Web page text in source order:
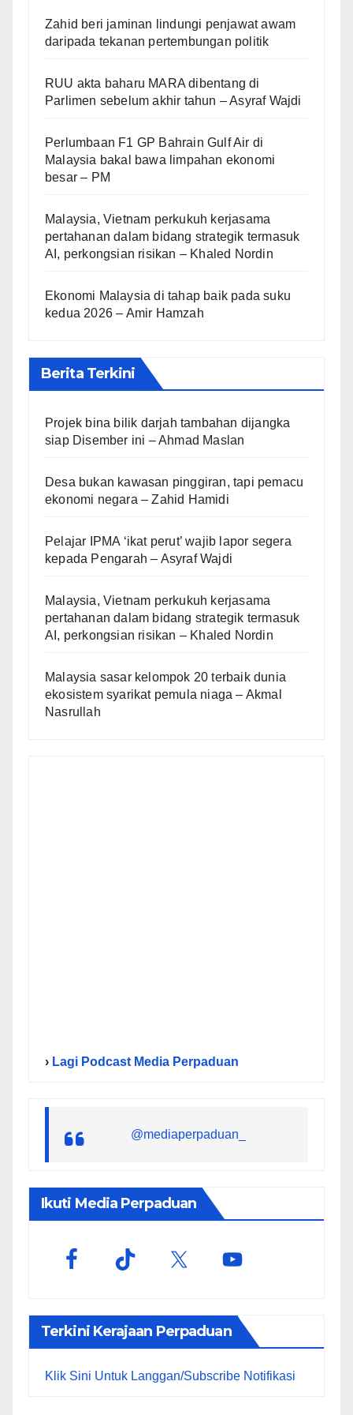
Zahid beri jaminan lindungi penjawat awam
daripada tekanan pertembungan politik
RUU akta baharu MARA dibentang di
Parlimen sebelum akhir tahun – Asyraf Wajdi
Perlumbaan F1 GP Bahrain Gulf Air di
Malaysia bakal bawa limpahan ekonomi
besar – PM
Malaysia, Vietnam perkukuh kerjasama
pertahanan dalam bidang strategik termasuk
AI, perkongsian risikan – Khaled Nordin
Ekonomi Malaysia di tahap baik pada suku
kedua 2026 – Amir Hamzah
Berita Terkini
Projek bina bilik darjah tambahan dijangka
siap Disember ini – Ahmad Maslan
Desa bukan kawasan pinggiran, tapi pemacu
ekonomi negara – Zahid Hamidi
Pelajar IPMA ‘ikat perut’ wajib lapor segera
kepada Pengarah – Asyraf Wajdi
Malaysia, Vietnam perkukuh kerjasama
pertahanan dalam bidang strategik termasuk
AI, perkongsian risikan – Khaled Nordin
Malaysia sasar kelompok 20 terbaik dunia
ekosistem syarikat pemula niaga – Akmal
Nasrullah
› Lagi Podcast Media Perpaduan
@mediaperpaduan_
Ikuti Media Perpaduan
Terkini Kerajaan Perpaduan
Klik Sini Untuk Langgan/Subscribe Notifikasi